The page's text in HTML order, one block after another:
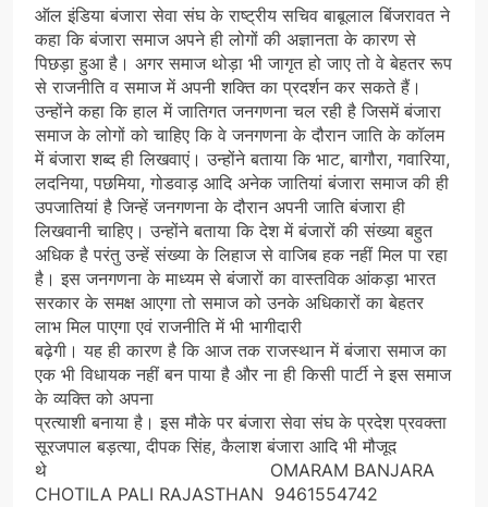
ऑल इंडिया बंजारा सेवा संघ के राष्ट्रीय सचिव बाबूलाल बिंजरावत ने
कहा कि बंजारा समाज अपने ही लोगों की अज्ञानता के कारण से
पिछड़ा हुआ है। अगर समाज थोड़ा भी जागृत हो जाए तो वे बेहतर रूप
से राजनीति व समाज में अपनी शक्ति का प्रदर्शन कर सकते हैं।
उन्होंने कहा कि हाल में जातिगत जनगणना चल रही है जिसमें बंजारा
समाज के लोगों को चाहिए कि वे जनगणना के दौरान जाति के कॉलम
में बंजारा शब्द ही लिखवाएं। उन्होंने बताया कि भाट, बागौरा, गवारिया,
लदनिया, पछमिया, गोडवाड़ आदि अनेक जातियां बंजारा समाज की ही
उपजातियां है जिन्हें जनगणना के दौरान अपनी जाति बंजारा ही
लिखवानी चाहिए। उन्होंने बताया कि देश में बंजारों की संख्या बहुत
अधिक है परंतु उन्हें संख्या के लिहाज से वाजिब हक नहीं मिल पा रहा
है। इस जनगणना के माध्यम से बंजारों का वास्तविक आंकड़ा भारत
सरकार के समक्ष आएगा तो समाज को उनके अधिकारों का बेहतर
लाभ मिल पाएगा एवं राजनीति में भी भागीदारी
बढ़ेगी। यह ही कारण है कि आज तक राजस्थान में बंजारा समाज का
एक भी विधायक नहीं बन पाया है और ना ही किसी पार्टी ने इस समाज
के व्यक्ति को अपना
प्रत्याशी बनाया है। इस मौके पर बंजारा सेवा संघ के प्रदेश प्रवक्ता
सूरजपाल बड़त्या, दीपक सिंह, कैलाश बंजारा आदि भी मौजूद
थे OMARAM BANJARA
CHOTILA PALI RAJASTHAN 9461554742